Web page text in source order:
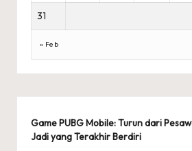
31
« Feb
Game PUBG Mobile: Turun dari
Jadi yang Terakhir Berdiri